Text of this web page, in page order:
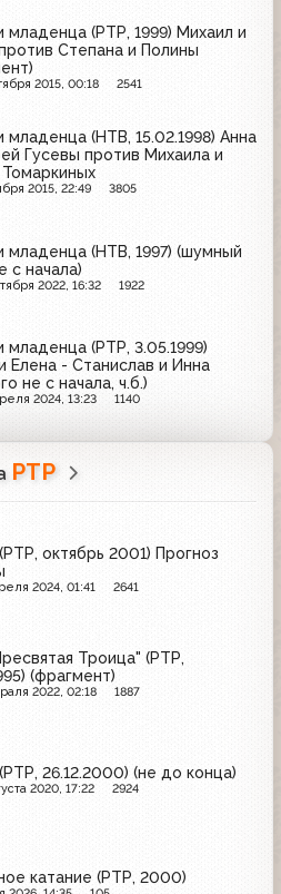
младенца (РТР, 1999) Михаил и
Степана и Полины
2015, 00:18 2541
младенца (НТВ, 15.02.1998) Анна
Гусевы против Михаила и
2015, 22:49 3805
младенца (НТВ, 1997) (шумный
с начала)
2022, 16:32 1922
младенца (РТР, 3.05.1999)
Елена - Станислав и Инна
не с начала, ч.б.)
2024, 13:23 1140
РТР
октябрь 2001) Прогноз
2024, 01:41 2641
Троица" (РТР,
(фрагмент)
2022, 02:18 1887
26.12.2000) (не до конца)
2020, 17:22 2924
катание (РТР, 2000)